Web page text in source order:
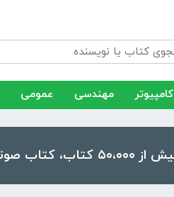
کامپیوتر مهندسی عمومی
خود داشته باشید!